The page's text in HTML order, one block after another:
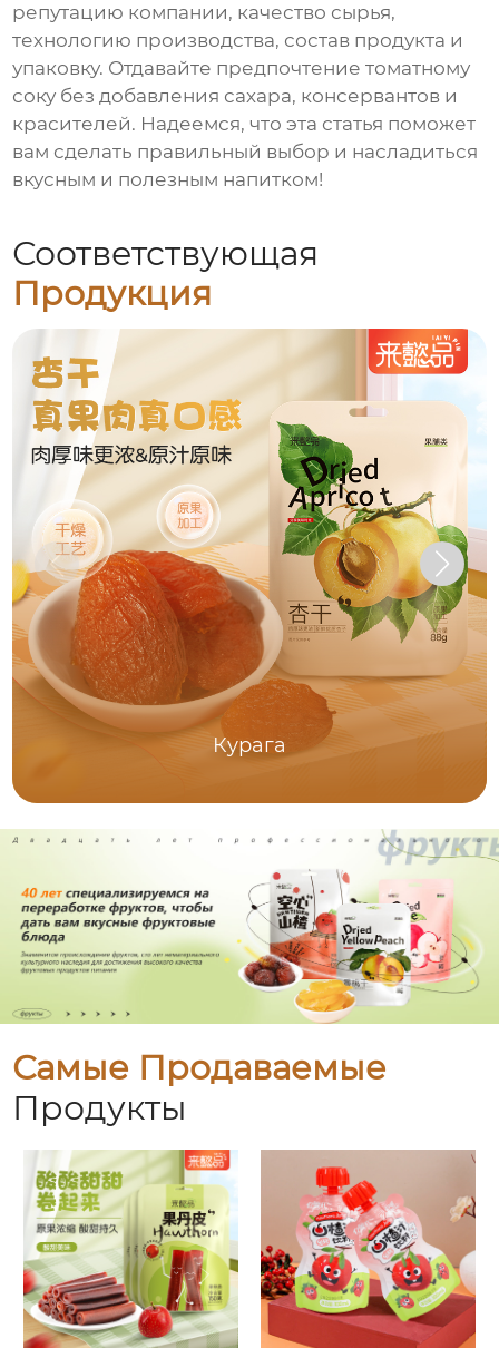
репутацию компании, качество сырья,
технологию производства, состав продукта и
упаковку. Отдавайте предпочтениетоматному
соку без добавления сахара, консервантов и
красителей. Надеемся, что эта статья поможет
вам сделать правильный выбор и насладиться
вкусным и полезным напитком!
Соответствующая
Продукция
Курага
Самые Продаваемые
Продукты